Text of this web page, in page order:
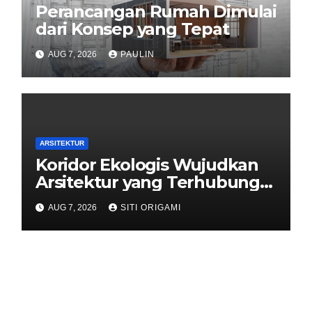
Perancangan Rumah Dimulai
dari Konsep yang Tepat
AUG 7, 2026 PAULIN
ARSITEKTUR
Koridor Ekologis Wujudkan
Arsitektur yang Terhubung
dengan Alam
AUG 7, 2026 SITI ORIGAMI